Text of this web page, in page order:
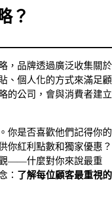
？
，品牌透過廣泛收集關於
、個人化的方式來滿足顧
的公司，會與消費者建立
你是否喜歡他們記得你的
你紅利點數和獨家優惠？
——什麼對你來說最重
： 了解每位顧客最重視的